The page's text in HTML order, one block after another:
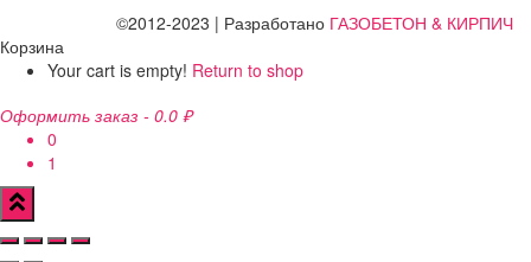
©2012-2023 | Разработано ГАЗОБЕТОН & КИРПИЧ
Корзина
Your cart is empty! Return to shop
Оформить заказ - 0.0 ₽
0
1